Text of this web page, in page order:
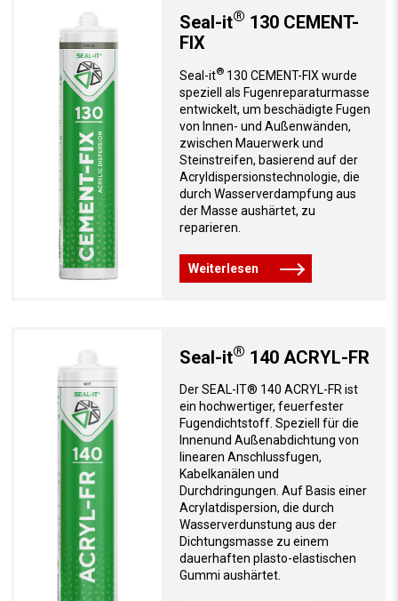
Seal-it® 130 CEMENT-
FIX
Seal-it®130 CEMENT-FIX wurde
speziell als Fugenreparaturmasse
entwickelt, um beschädigte Fugen
von Innen- und Außenwänden,
zwischen Mauerwerk und
Steinstreifen, basierend auf der
Acryldispersionstechnologie, die
durch Wasserverdampfung aus
der Masse aushärtet, zu
reparieren.
Weiterlesen
Seal-it® 140 ACRYL-FR
Der SEAL-IT® 140 ACRYL-FR ist
ein hochwertiger, feuerfester
Fugendichtstoff. Speziell für die
Innenund Außenabdichtung von
linearen Anschlussfugen,
Kabelkanälen und
Durchdringungen. Auf Basis einer
Acrylatdispersion, die durch
Wasserverdunstung aus der
Dichtungsmasse zu einem
dauerhaften plasto-elastischen
Gummi aushärtet.